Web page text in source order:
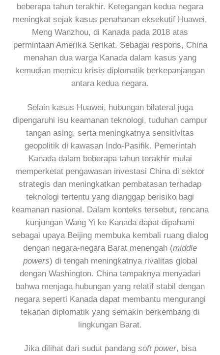
beberapa tahun terakhir. Ketegangan kedua negara
meningkat sejak kasus penahanan eksekutif Huawei,
Meng Wanzhou, di Kanada pada 2018 atas
permintaan Amerika Serikat. Sebagai respons, China
menahan dua warga Kanada dalam kasus yang
kemudian memicu krisis diplomatik berkepanjangan
antara kedua negara.
Selain kasus Huawei, hubungan bilateral juga
dipengaruhi isu keamanan teknologi, tuduhan campur
tangan asing, serta meningkatnya sensitivitas
geopolitik di kawasan Indo-Pasifik. Pemerintah
Kanada dalam beberapa tahun terakhir mulai
memperketat pengawasan investasi China di sektor
strategis dan meningkatkan pembatasan terhadap
teknologi tertentu yang dianggap berisiko bagi
keamanan nasional. Dalam konteks tersebut, rencana
kunjungan Wang Yi ke Kanada dapat dipahami
sebagai upaya Beijing membuka kembali ruang dialog
dengan negara-negara Barat menengah (middle
powers) di tengah meningkatnya rivalitas global
dengan Washington. China tampaknya menyadari
bahwa menjaga hubungan yang relatif stabil dengan
negara seperti Kanada dapat membantu mengurangi
tekanan diplomatik yang semakin berkembang di
lingkungan Barat.
Jika dilihat dari sudut pandang soft power, bisa